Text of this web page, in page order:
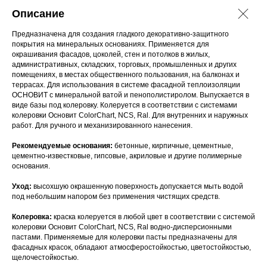
Описание
Предназначена для создания гладкого декоративно-защитного
покрытия на минеральных основаниях. Применяется для
окрашивания фасадов, цоколей, стен и потолков в жилых,
административных, складских, торговых, промышленных и других
помещениях, в местах общественного пользования, на балконах и
террасах. Для использования в системе фасадной теплоизоляции
ОСНОВИТ с минеральной ватой и пенополистиролом. Выпускается в
виде базы под колеровку. Колеруется в соответствии с системами
колеровки Основит ColorChart, NCS, Ral. Для внутренних и наружных
работ. Для ручного и механизированного нанесения.
Рекомендуемые основания: бетонные, кирпичные, цементные,
цементно-известковые, гипсовые, акриловые и другие полимерные
основания.
Уход: высохшую окрашенную поверхность допускается мыть водой
под небольшим напором без применения чистящих средств.
Колеровка: краска колеруется в любой цвет в соответствии с системой
колеровки Основит ColorChart, NCS, Ral водно-дисперсионными
пастами. Применяемые для колеровки пасты предназначены для
фасадных красок, обладают атмосферостойкостью, цветостойкостью,
щелочестойкостью.